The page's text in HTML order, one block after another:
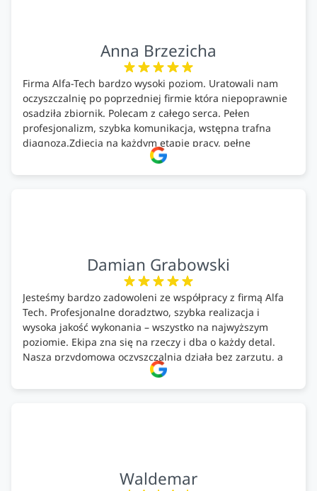
Anna Brzezicha
Firma Alfa-Tech bardzo wysoki poziom. Uratowali nam
oczyszczalnię po poprzedniej firmie która niepoprawnie
osadziła zbiornik. Polecam z całego serca. Pełen
profesjonalizm, szybka komunikacja, wstępna trafna
diagnoza.Zdjęcia na każdym etapie pracy, pełne
doradztwo.Dobrze wyszkoleni i znający się na rzeczy.
Podsumowując ekipa na wysokim poziomie, rzetelna.
Damian Grabowski
Jesteśmy bardzo zadowoleni ze współpracy z firmą Alfa
Tech. Profesjonalne doradztwo, szybka realizacja i
wysoka jakość wykonania – wszystko na najwyższym
poziomie. Ekipa zna się na rzeczy i dba o każdy detal.
Nasza przydomowa oczyszczalnia działa bez zarzutu, a
całość została wykonana zgodnie z terminem i
ustaleniami. Z czystym sumieniem polecamy Alfa Tech
Waldemar